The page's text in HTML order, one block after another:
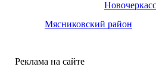
Мясниковский район
Реклама на сайте